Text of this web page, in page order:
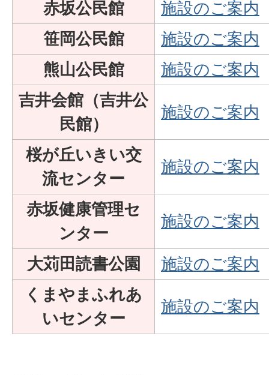
赤坂公民館
施設のご案内
笹岡公民館
施設のご案内
熊山公民館
施設のご案内
吉井会館（吉井公
民館）
施設のご案内
桜が丘いきい交
流センター
施設のご案内
赤坂健康管理セ
ンター
施設のご案内
大苅田読書公園
施設のご案内
くまやまふれあ
いセンター
施設のご案内